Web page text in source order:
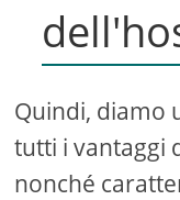
Quindi, diamo
tutti i vantaggi
nonché